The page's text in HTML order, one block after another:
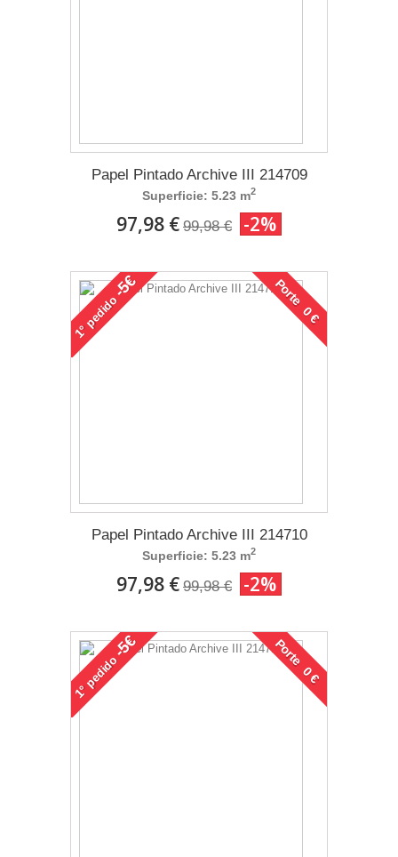
Papel Pintado Archive III 214709
Superficie: 5.23 m2
97,98 € 99,98 € -2%
1°
pedido
-5€ Porte 0 €
Papel Pintado Archive III 214710
Superficie: 5.23 m2
97,98 € 99,98 € -2%
1°
pedido
-5€ Porte 0 €